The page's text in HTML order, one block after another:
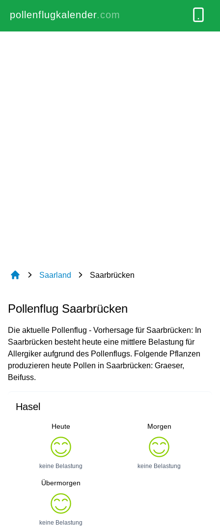
pollenflugkalender.com
Saarland Saarbrücken
Pollenflug Saarbrücken
Die aktuelle Pollenflug - Vorhersage für Saarbrücken: In
Saarbrücken besteht heute eine mittlere Belastung für
Allergiker aufgrund des Pollenflugs. Folgende Pflanzen
produzieren heute Pollen in Saarbrücken: Graeser,
Beifuss.
Hasel
Heute
keine Belastung
Morgen
keine Belastung
Übermorgen
keine Belastung